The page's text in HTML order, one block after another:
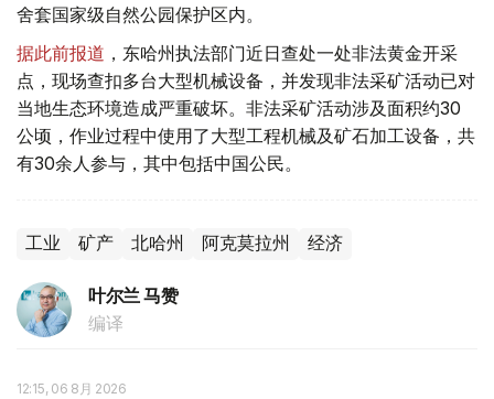
舍套国家级自然公园保护区内。
据此前报道 ，东哈州执法部门近日查处一处非法黄金开采
点，现场查扣多台大型机械设备，并发现非法采矿活动已对
当地生态环境造成严重破坏。非法采矿活动涉及面积约30
公顷，作业过程中使用了大型工程机械及矿石加工设备，共
有30余人参与，其中包括中国公民。
工业 矿产 北哈州 阿克莫拉州 经济
叶尔兰 马赞
编译
12:15, 06 8月 2026